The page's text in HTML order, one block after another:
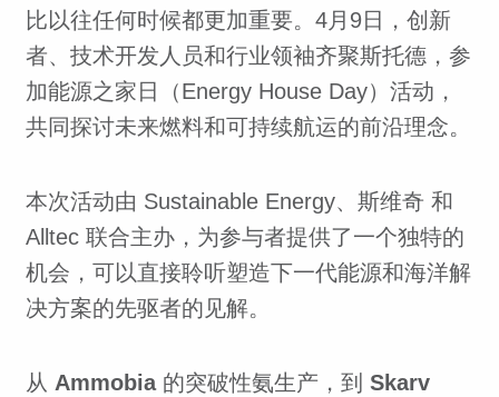
比以往任何时候都更加重要。4月9日，创新
者、技术开发人员和行业领袖齐聚斯托德，参
加能源之家日（Energy House Day）活动，
共同探讨未来燃料和可持续航运的前沿理念。
本次活动由 Sustainable Energy、斯维奇 和
Alltec 联合主办，为参与者提供了一个独特的
机会，可以直接聆听塑造下一代能源和海洋解
决方案的先驱者的见解。
从 Ammobia 的突破性氨生产，到 Skarv